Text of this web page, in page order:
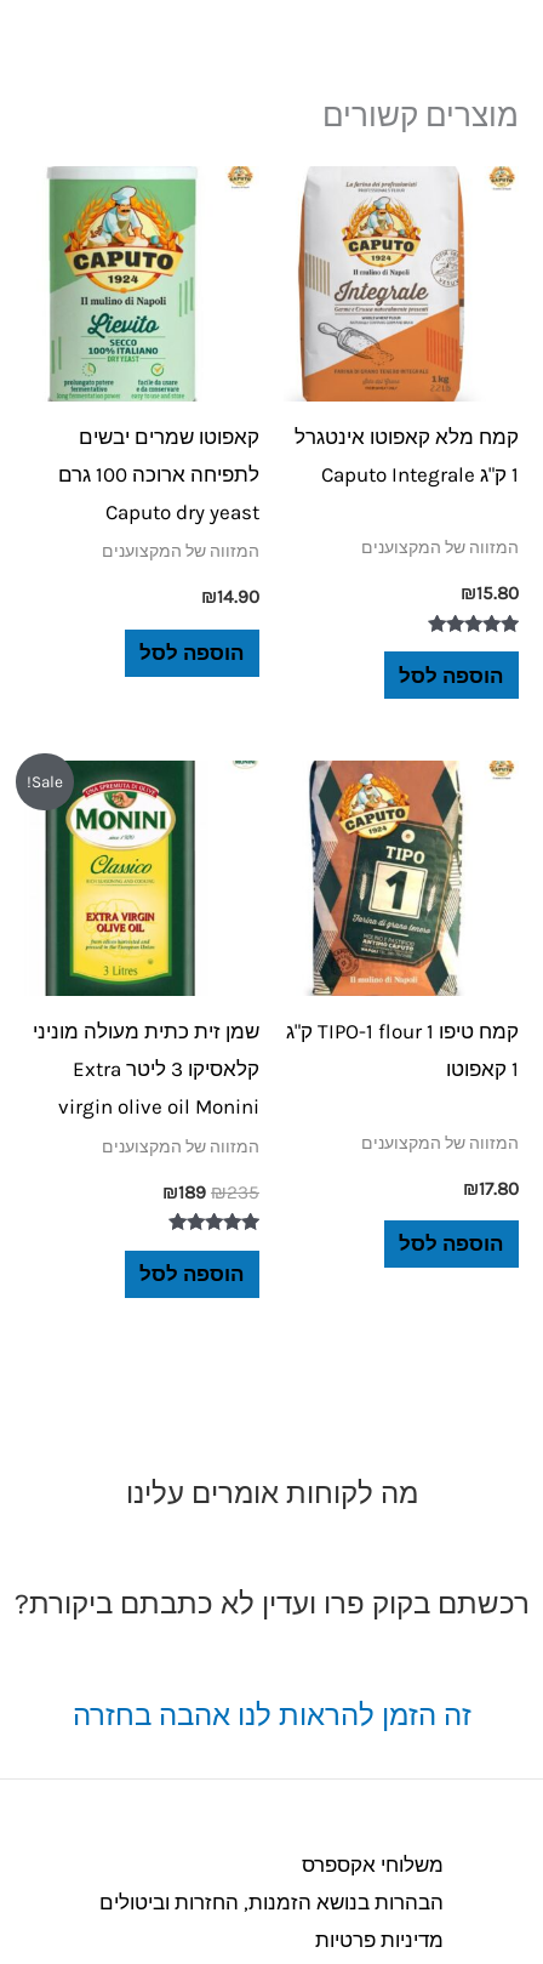
מוצרים קשורים
קמח מלא קאפוטו אינטגרל
1 ק"ג Caputo Integrale
המזווה של המקצוענים
₪15.80
דורג
מתוך 5
הוספה לסל
קאפוטו שמרים יבשים
לתפיחה ארוכה 100 גרם
Caputo dry yeast
המזווה של המקצוענים
₪14.90
הוספה לסל
קמח טיפו 1 TIPO-1 flour ק"ג
1 קאפוטו
המזווה של המקצוענים
₪17.80
הוספה לסל
Sale!
שמן זית כתית מעולה מוניני
קלאסיקו 3 ליטר Extra
virgin olive oil Monini
המזווה של המקצוענים
₪235
המקורי
היה:
₪235.
₪189
המחיר
הנוכחי
הוא:
₪189.
דורג
5.00
מתוך 5
הוספה לסל
מה לקוחות אומרים עלינו
רכשתם בקוק פרו ועדין לא כתבתם ביקורת?
זה הזמן להראות לנו אהבה בחזרה
משלוחי אקספרס
הבהרות בנושא הזמנות, החזרות וביטולים​
מדיניות פרטיות